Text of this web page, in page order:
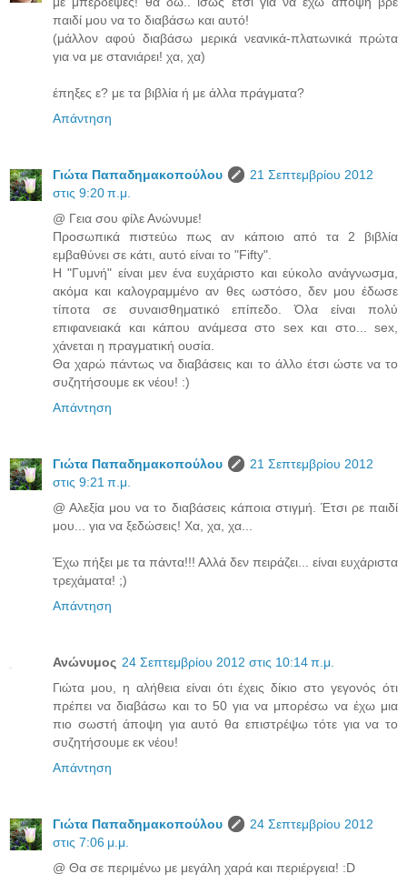
παιδί μου να το διαβάσω και αυτό!
(μάλλον αφού διαβάσω μερικά νεανικά-πλατωνικά πρώτα
για να με στανιάρει! χα, χα)
έπηξες ε? με τα βιβλία ή με άλλα πράγματα?
Απάντηση
Γιώτα Παπαδημακοπούλου
21 Σεπτεμβρίου 2012
στις 9:20 π.μ.
@ Γεια σου φίλε Ανώνυμε!
Προσωπικά πιστεύω πως αν κάποιο από τα 2 βιβλία
εμβαθύνει σε κάτι, αυτό είναι το "Fifty".
Η "Γυμνή" είναι μεν ένα ευχάριστο και εύκολο ανάγνωσμα,
ακόμα και καλογραμμένο αν θες ωστόσο, δεν μου έδωσε
τίποτα σε συναισθηματικό επίπεδο. Όλα είναι πολύ
επιφανειακά και κάπου ανάμεσα στο sex και στο... sex,
χάνεται η πραγματική ουσία.
Θα χαρώ πάντως να διαβάσεις και το άλλο έτσι ώστε να το
συζητήσουμε εκ νέου! :)
Απάντηση
Γιώτα Παπαδημακοπούλου
21 Σεπτεμβρίου 2012
στις 9:21 π.μ.
@ Αλεξία μου να το διαβάσεις κάποια στιγμή. Έτσι ρε παιδί
μου... για να ξεδώσεις! Χα, χα, χα...
Έχω πήξει με τα πάντα!!! Αλλά δεν πειράζει... είναι ευχάριστα
τρεχάματα! ;)
Απάντηση
Ανώνυμος 24 Σεπτεμβρίου 2012 στις 10:14 π.μ.
Γιώτα μου, η αλήθεια είναι ότι έχεις δίκιο στο γεγονός ότι
πρέπει να διαβάσω και το 50 για να μπορέσω να έχω μια
πιο σωστή άποψη για αυτό θα επιστρέψω τότε για να το
συζητήσουμε εκ νέου!
Απάντηση
Γιώτα Παπαδημακοπούλου
24 Σεπτεμβρίου 2012
στις 7:06 μ.μ.
@ Θα σε περιμένω με μεγάλη χαρά και περιέργεια! :D